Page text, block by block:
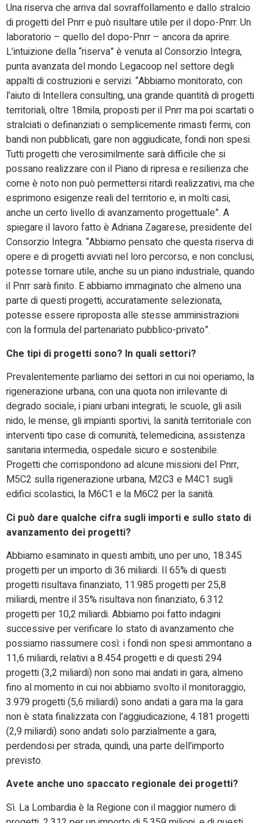
Una riserva che arriva dal sovraffollamento e dallo stralcio
di progetti del Pnrr e può risultare utile per il dopo-Pnrr. Un
laboratorio – quello del dopo-Pnrr – ancora da aprire.
L’intuizione della “riserva” è venuta al Consorzio Integra,
punta avanzata del mondo Legacoop nel settore degli
appalti di costruzioni e servizi. “Abbiamo monitorato, con
l’aiuto di Intellera consulting, una grande quantità di progetti
territoriali, oltre 18mila, proposti per il Pnrr ma poi scartati o
stralciati o definanziati o semplicemente rimasti fermi, con
bandi non pubblicati, gare non aggiudicate, fondi non spesi.
Tutti progetti che verosimilmente sarà difficile che si
possano realizzare con il Piano di ripresa e resilienza che
come è noto non può permettersi ritardi realizzativi, ma che
esprimono esigenze reali del territorio e, in molti casi,
anche un certo livello di avanzamento progettuale”. A
spiegare il lavoro fatto è Adriana Zagarese, presidente del
Consorzio Integra. “Abbiamo pensato che questa riserva di
opere e di progetti avviati nel loro percorso, e non conclusi,
potesse tornare utile, anche su un piano industriale, quando
il Pnrr sarà finito. E abbiamo immaginato che almeno una
parte di questi progetti, accuratamente selezionata,
potesse essere riproposta alle stesse amministrazioni
con la formula del partenariato pubblico-privato”.
Che tipi di progetti sono? In quali settori?
Prevalentemente parliamo dei settori in cui noi operiamo, la
rigenerazione urbana, con una quota non irrilevante di
degrado sociale, i piani urbani integrati, le scuole, gli asili
nido, le mense, gli impianti sportivi, la sanità territoriale con
interventi tipo case di comunità, telemedicina, assistenza
sanitaria intermedia, ospedale sicuro e sostenibile.
Progetti che corrispondono ad alcune missioni del Pnrr,
M5C2 sulla rigenerazione urbana, M2C3 e M4C1 sugli
edifici scolastici, la M6C1 e la M6C2 per la sanità.
Ci può dare qualche cifra sugli importi e sullo stato di
avanzamento dei progetti?
Abbiamo esaminato in questi ambiti, uno per uno, 18.345
progetti per un importo di 36 miliardi. Il 65% di questi
progetti risultava finanziato, 11.985 progetti per 25,8
miliardi, mentre il 35% risultava non finanziato, 6.312
progetti per 10,2 miliardi. Abbiamo poi fatto indagini
successive per verificare lo stato di avanzamento che
possiamo riassumere così: i fondi non spesi ammontano a
11,6 miliardi, relativi a 8.454 progetti e di questi 294
progetti (3,2 miliardi) non sono mai andati in gara, almeno
fino al momento in cui noi abbiamo svolto il monitoraggio,
3.979 progetti (5,6 miliardi) sono andati a gara ma la gara
non è stata finalizzata con l’aggiudicazione, 4.181 progetti
(2,9 miliardi) sono andati solo parzialmente a gara,
perdendosi per strada, quindi, una parte dell’importo
previsto.
Avete anche uno spaccato regionale dei progetti?
Sì. La Lombardia è la Regione con il maggior numero di